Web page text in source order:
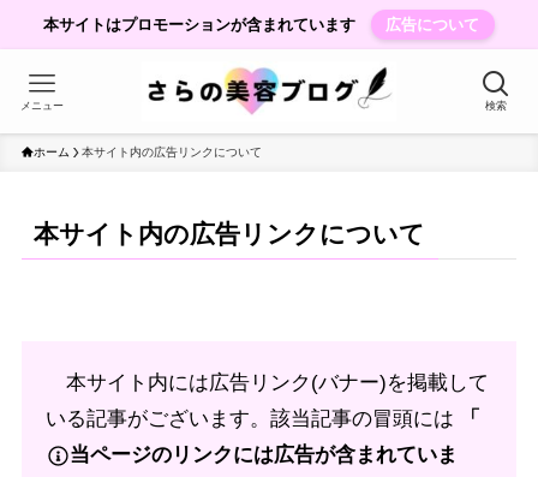
本サイトはプロモーションが含まれています 広告について
検索
メニュー
ホーム 本サイト内の広告リンクについて
本サイト内の広告リンクについて
本サイト内には広告リンク(バナー)を掲載して
いる記事がございます。該当記事の冒頭には 「
当ページのリンクには広告が含まれていま